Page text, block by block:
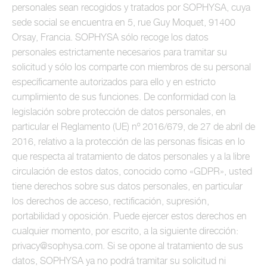
personales sean recogidos y tratados por SOPHYSA, cuya
sede social se encuentra en 5, rue Guy Moquet, 91400
Orsay, Francia. SOPHYSA sólo recoge los datos
personales estrictamente necesarios para tramitar su
solicitud y sólo los comparte con miembros de su personal
específicamente autorizados para ello y en estricto
cumplimiento de sus funciones. De conformidad con la
legislación sobre protección de datos personales, en
particular el Reglamento (UE) nº 2016/679, de 27 de abril de
2016, relativo a la protección de las personas físicas en lo
que respecta al tratamiento de datos personales y a la libre
circulación de estos datos, conocido como «GDPR», usted
tiene derechos sobre sus datos personales, en particular
los derechos de acceso, rectificación, supresión,
portabilidad y oposición. Puede ejercer estos derechos en
cualquier momento, por escrito, a la siguiente dirección:
privacy@sophysa.com. Si se opone al tratamiento de sus
datos, SOPHYSA ya no podrá tramitar su solicitud ni